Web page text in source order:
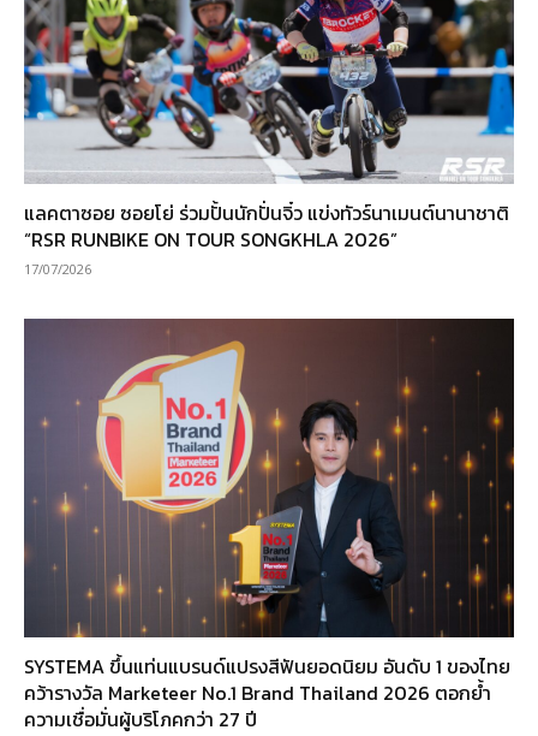
แลคตาซอย ซอยโย่ ร่วมปั้นนักปั่นจิ๋ว แข่งทัวร์นาเมนต์นานาชาติ
“RSR RUNBIKE ON TOUR SONGKHLA 2026”
17/07/2026
SYSTEMA ขึ้นแท่นแบรนด์แปรงสีฟันยอดนิยม อันดับ 1 ของไทย
คว้ารางวัล Marketeer No.1 Brand Thailand 2026 ตอกย้ำ
ความเชื่อมั่นผู้บริโภคกว่า 27 ปี